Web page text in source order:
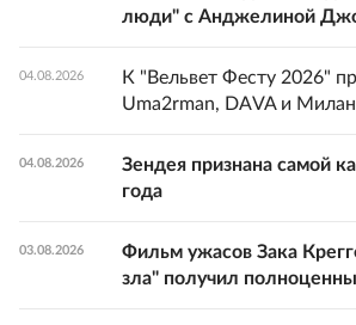
люди" с Анджелиной
04.08.2026
К "Вельвет Фесту 2026"
Uma2rman, DAVA и
04.08.2026
Зендея признана самой
года
03.08.2026
Фильм ужасов Зака
зла" получил